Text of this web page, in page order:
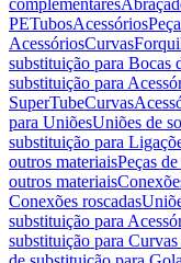
complementares
PETubosAcessórios
AcessóriosCurvas
substituição para Bocas
substituição para
SuperTubeCurvas
para UniõesUniões de
substituição para
outros materiaisPeças
outros materiais
Conexões roscadas
substituição para
substituição para Curvas